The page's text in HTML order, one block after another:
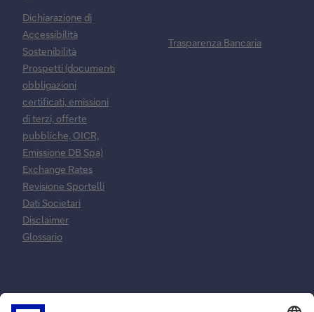
Dichiarazione di
Accessibilità
Sostenibilità
Prospetti (documenti
obbligazioni
certificati, emissioni
di terzi, offerte
pubbliche, OICR,
Emissione DB Spa)
Exchange Rates
Revisione Sportelli
Dati Societari
Disclaimer
Glossario
Trasparenza Bancaria
Normative e